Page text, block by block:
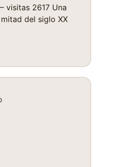
visitas 2617 Una
del siglo XX